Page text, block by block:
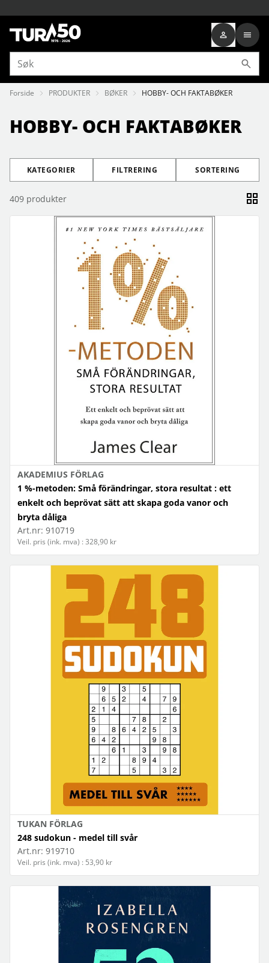
Forside PRODUKTER BØKER HOBBY- OCH FAKTABØKER
HOBBY- OCH FAKTABØKER
KATEGORIER FILTRERING SORTERING
409 produkter
AKADEMIUS FÖRLAG
1 %-metoden: Små förändringar, stora resultat : ett
enkelt och beprövat sätt att skapa goda vanor och
bryta dåliga
Art.nr: 910719
Veil. pris (ink. mva) : 328,90 kr
TUKAN FÖRLAG
248 sudokun - medel till svår
Art.nr: 919710
Veil. pris (ink. mva) : 53,90 kr